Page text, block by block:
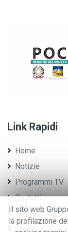
Link Rapidi
Home
Notizie
Programmi TV
Contatti
Privacy policy
Cookies
Il sito web
la profilazione